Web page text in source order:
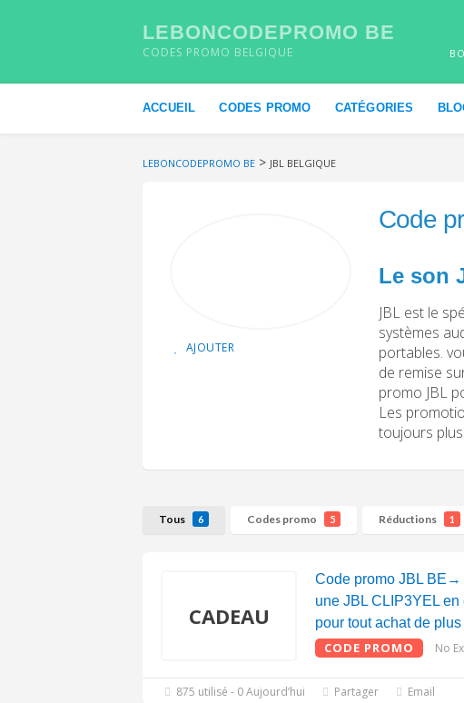
LEBONCODEPROMO BE
CODES PROMO BELGIQUE
ACCUEIL CODES PROMO CATÉGORIES
LEBONCODEPROMO BE > JBL BELGIQUE
AJOUTER
Code
Le son
JBL est le
systèmes
portables.
de remise
promo JBL
Les
toujours
Tous 6 Codes promo 5 Réductions 1
CADEAU
Code promo JBL BE→
une JBL CLIP3YEL en
pour tout achat de
CODE PROMO No
875 utilisé - 0 Aujourd’hui Partager Email